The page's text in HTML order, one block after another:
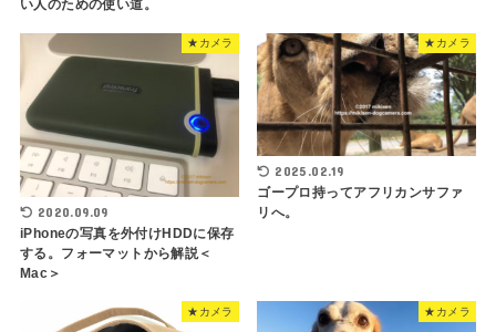
い人のための使い道。
★カメラ
2020.09.09
iPhoneの写真を外付けHDDに保存
する。フォーマットから解説＜
Mac＞
★カメラ
2025.02.19
ゴープロ持ってアフリカンサファ
リへ。
★カメラ ★カメラ